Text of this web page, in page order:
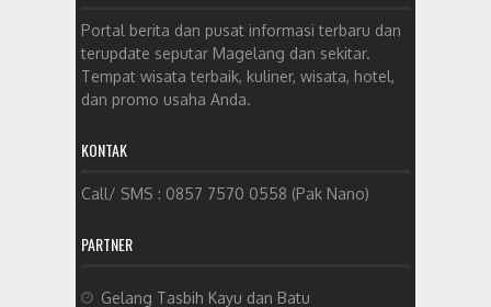
Portal berita dan pusat informasi terbaru dan
terupdate seputar Magelang dan sekitar.
Tempat wisata terbaik, kuliner, wisata, hotel,
dan promo usaha Anda.
KONTAK
Call/ SMS : 0857 7570 0558 (Pak Nano)
PARTNER
Gelang Tasbih Kayu dan Batu